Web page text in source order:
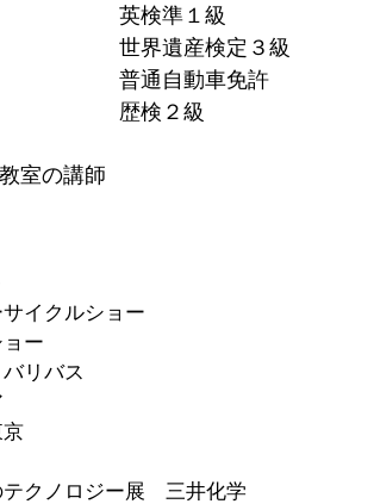
英検準１級
世界遺産検定３級
普通自動車免許
歴検２級
室の講師
イクルショー
ー
リバス
テクノロジー展 三井化学